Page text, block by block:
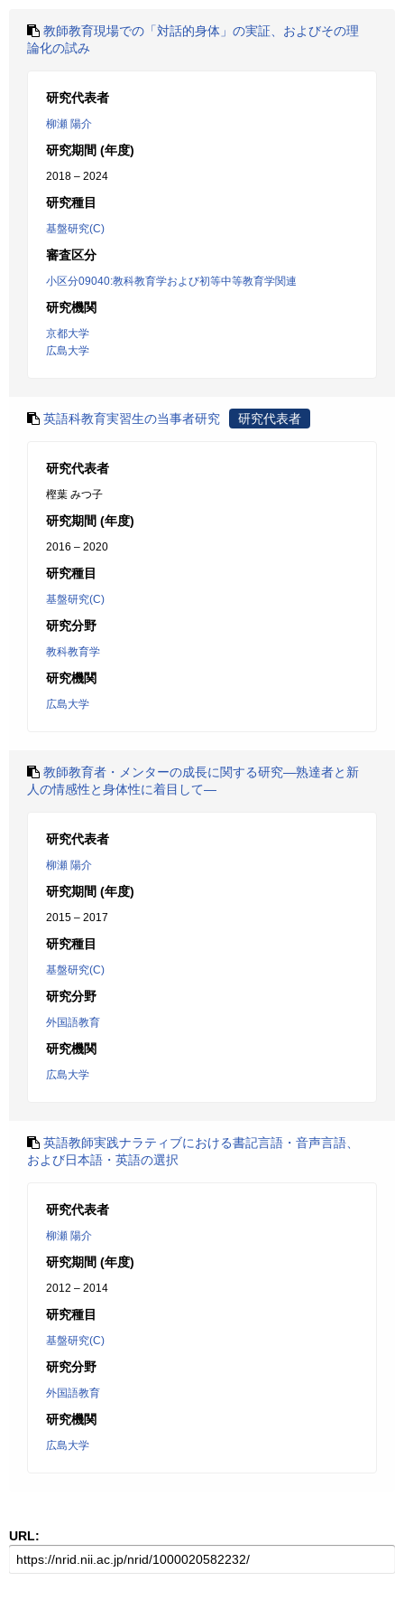
教師教育現場での「対話的身体」の実証、およびその理
論化の試み
研究代表者
柳瀬 陽介
研究期間 (年度)
2018 – 2024
研究種目
基盤研究(C)
審査区分
小区分09040:教科教育学および初等中等教育学関連
研究機関
京都大学
広島大学
英語科教育実習生の当事者研究 研究代表者
研究代表者
樫葉 みつ子
研究期間 (年度)
2016 – 2020
研究種目
基盤研究(C)
研究分野
教科教育学
研究機関
広島大学
教師教育者・メンターの成長に関する研究―熟達者と新
人の情感性と身体性に着目して―
研究代表者
柳瀬 陽介
研究期間 (年度)
2015 – 2017
研究種目
基盤研究(C)
研究分野
外国語教育
研究機関
広島大学
英語教師実践ナラティブにおける書記言語・音声言語、
および日本語・英語の選択
研究代表者
柳瀬 陽介
研究期間 (年度)
2012 – 2014
研究種目
基盤研究(C)
研究分野
外国語教育
研究機関
広島大学
URL: